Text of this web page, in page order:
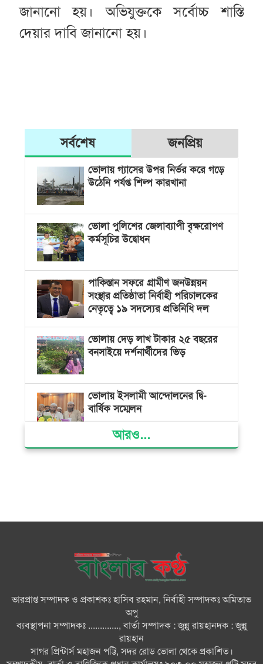
জানানো হয়। অভিযুক্তকে সর্বোচ্চ শাস্তি
দেয়ার দাবি জানানো হয়।
সর্বশেষ জনপ্রিয়
ভোলায় গ্যাসের উপর নির্ভর করে গড়ে
উঠেনি পর্যপ্ত শিল্প কারখানা
ভোলা পুলিশের জেলাব্যাপী বৃক্ষরোপণ
কর্মসূচির উদ্বোধন
পাকিস্তান সফরে গ্রামীণ জনউন্নয়ন
সংস্থার প্রতিষ্ঠাতা নির্বাহী পরিচালকের
নেতৃত্বে ১৯ সদস্যের প্রতিনিধি দল
ভোলায় দেড় লাখ টাকার ২৫ বছরের
বনসাইয়ে দর্শনার্থীদের ভিড়
ভোলায় ইসলামী আন্দোলনের দ্বি-
বার্ষিক সম্মেলন
ভোলার দুই তরুণের স্বপ্নের নাটক
মনপুরায় বন্ধুর স্ত্রীর গলায় ছুরি ধরে
ধর্ষণ করলো বন্ধু
ভোলায় চার মিষ্টির দোকানকে ১৮
হাজার টাকা জরিমানা
মনপুরায় পাউবোর বেড়ীবাঁধে ধ্বস
আরও...
ভারপ্রাপ্ত সম্পাদক ও প্রকাশকঃ হাসিব রহমান, নির্বাহী সম্পাদকঃ অমিতাভ
অপু
ব্যবস্থাপনা সম্পাদকঃ ............., বার্তা সম্পাদক : জুন্নু রায়হানদক : জুন্নু
রায়হান
সাগর প্রিন্টার্স মহাজন পট্টি, সদর রোড ভোলা থেকে প্রকাশিত।